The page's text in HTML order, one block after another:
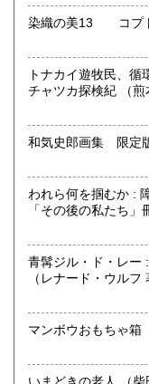
沿線名：-
最寄駅：-
営業時間：事務所(
定期OPEN
定休日：古本屋とし
書籍の買取について
https://
にお問合せ下さい。
取り扱い分野
哲学宗教、歴史、
トナカイ遊牧民、
チャツカ
われら何を掴むか :
青髯ジル・ド・レー
（レナード・ウルフ